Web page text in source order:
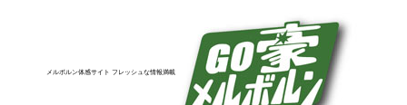
メルボルン体感サイト フレッシュな情報満載